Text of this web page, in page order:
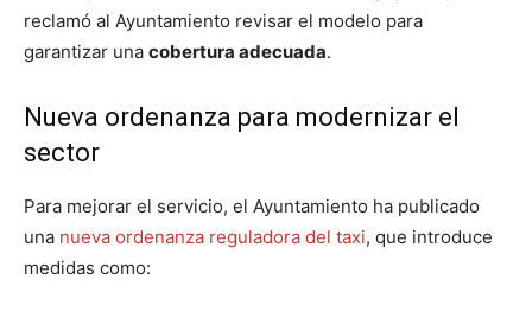
reclamó al Ayuntamiento revisar el modelo para
garantizar una cobertura adecuada.
Nueva ordenanza para modernizar el
sector
Para mejorar el servicio, el Ayuntamiento ha publicado
una nueva ordenanza reguladora del taxi, que introduce
medidas como: